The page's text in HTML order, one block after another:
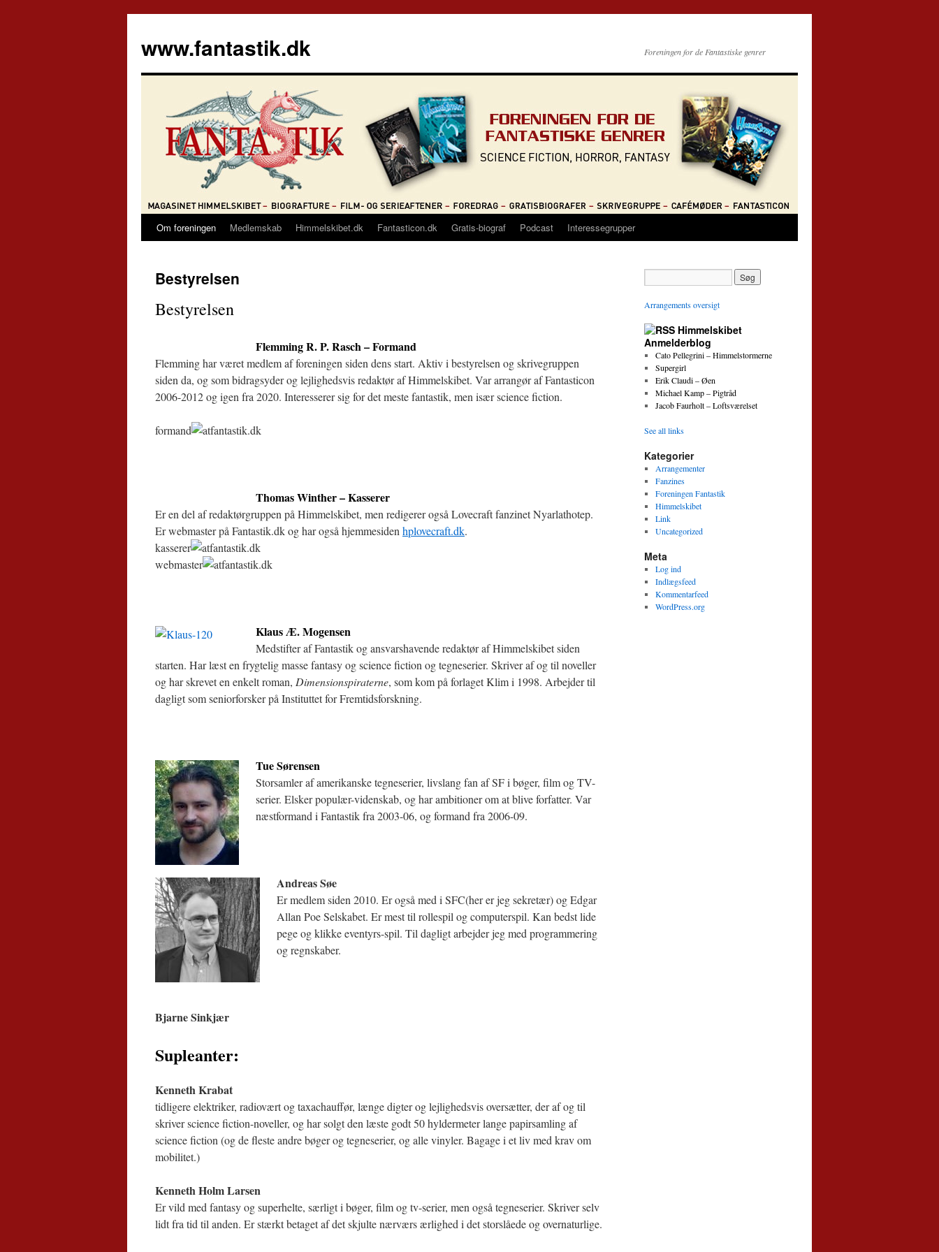
indhold
www.fantastik.dk Foreningen for de Fantastiske genrer
Om foreningen Medlemskab Himmelskibet.dk Fantasticon.dk Gratis-biograf Podcast Interessegrupper
Bestyrelsen
Bestyrelsen
Flemming R. P. Rasch – Formand
Flemming har været medlem af foreningen siden dens start. Aktiv i bestyrelsen og skrivegruppen
siden da, og som bidragsyder og lejlighedsvis redaktør af Himmelskibet. Var arrangør af Fantasticon
2006-2012 og igen fra 2020. Interesserer sig for det meste fantastik, men især science fiction.
formand fantastik.dk
Thomas Winther – Kasserer
Er en del af redaktørgruppen på Himmelskibet, men redigerer også Lovecraft fanzinet Nyarlathotep.
Er webmaster på Fantastik.dk og har også hjemmesiden hplovecraft.dk.
kasserer
fantastik.dk
webmaster
fantastik.dk
Klaus Æ. Mogensen
Medstifter af Fantastik og ansvarshavende redaktør af Himmelskibet siden
starten. Har læst en frygtelig masse fantasy og science fiction og tegneserier. Skriver af og til noveller
og har skrevet en enkelt roman, Dimensionspiraterne, som kom på forlaget Klim i 1998. Arbejder til
dagligt som seniorforsker på Instituttet for Fremtidsforskning.
Tue Sørensen
Storsamler af amerikanske tegneserier, livslang fan af SF i bøger, film og TV-
serier. Elsker populær-videnskab, og har ambitioner om at blive forfatter. Var
næstformand i Fantastik fra 2003-06, og formand fra 2006-09.
Andreas Søe
Er medlem siden 2010. Er også med i SFC(her er jeg sekretær) og Edgar
Allan Poe Selskabet. Er mest til rollespil og computerspil. Kan bedst lide
pege og klikke eventyrs-spil. Til dagligt arbejder jeg med programmering
og regnskaber.
Bjarne Sinkjær
Supleanter:
Kenneth Krabat
tidligere elektriker, radiovært og taxachauffør, længe digter og lejlighedsvis oversætter, der af og til
skriver science fiction-noveller, og har solgt den læste godt 50 hyldermeter lange papirsamling af
science fiction (og de fleste andre bøger og tegneserier, og alle vinyler. Bagage i et liv med krav om
mobilitet.)
Kenneth Holm Larsen
Er vild med fantasy og superhelte, særligt i bøger, film og tv-serier, men også tegneserier. Skriver selv
lidt fra tid til anden. Er stærkt betaget af det skjulte nærværs ærlighed i det storslåede og overnaturlige.
Arrangements oversigt
Himmelskibet
Anmelderblog
Cato Pellegrini – Himmelstormerne
Supergirl
Erik Claudi – Øen
Michael Kamp – Pigtråd
Jacob Faurholt – Loftsværelset
See all links
Kategorier
Arrangementer
Fanzines
Foreningen Fantastik
Himmelskibet
Link
Uncategorized
Meta
Log ind
Indlægsfeed
Kommentarfeed
WordPress.org